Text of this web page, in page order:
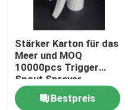
Stärker Karton für das
Meer und MOQ
10000pcs Trigger
Spout Sprayer
Russland BPF
SchließungBestpreis